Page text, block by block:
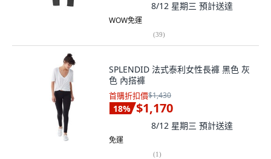
8/12 星期三 預計送達
WOW免運
(39)
SPLENDID 法式泰利女性長褲 黑色 灰
色 內搭褲
首購折扣價$1,430
18% $1,170
8/12 星期三 預計送達
免運
(1)